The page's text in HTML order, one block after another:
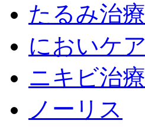
たるみ治療
においケア
ニキビ治療
ノーリス